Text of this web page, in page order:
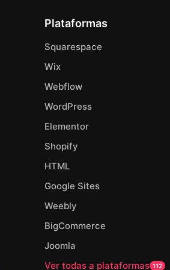
Plataformas
Squarespace
Wix
Webflow
WordPress
Elementor
Shopify
HTML
Google Sites
Weebly
BigCommerce
Joomla
Ver todas a plataformas 112